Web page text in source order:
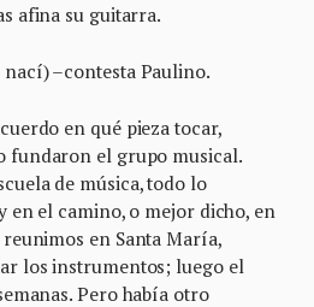
afina su guitarra.
–contesta Paulino.
en qué pieza tocar,
fundaron el grupo musical.
de música, todo lo
en el camino, o mejor dicho, en
en Santa María,
los instrumentos; luego el
Pero había otro